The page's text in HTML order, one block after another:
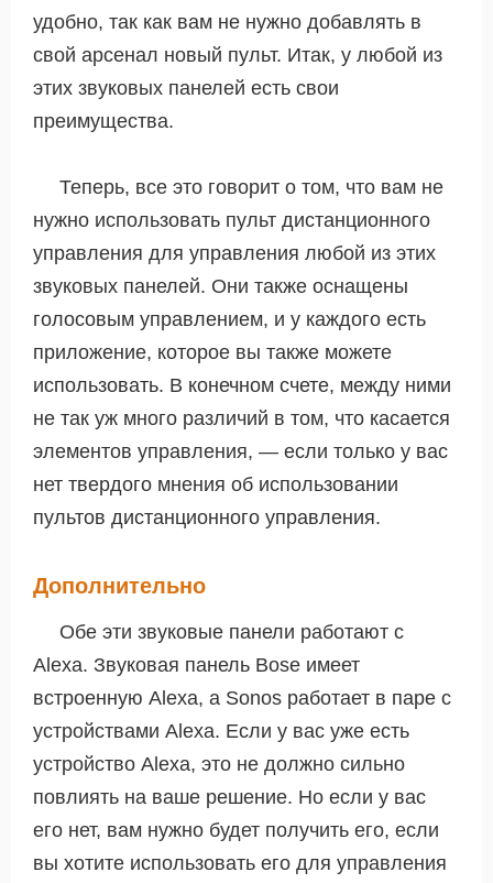
удобно, так как вам не нужно добавлять в
свой арсенал новый пульт. Итак, у любой из
этих звуковых панелей есть свои
преимущества.
Теперь, все это говорит о том, что вам не
нужно использовать пульт дистанционного
управления для управления любой из этих
звуковых панелей. Они также оснащены
голосовым управлением, и у каждого есть
приложение, которое вы также можете
использовать. В конечном счете, между ними
не так уж много различий в том, что касается
элементов управления, — если только у вас
нет твердого мнения об использовании
пультов дистанционного управления.
Дополнительно
Обе эти звуковые панели работают с
Alexa. Звуковая панель Bose имеет
встроенную Alexa, а Sonos работает в паре с
устройствами Alexa. Если у вас уже есть
устройство Alexa, это не должно сильно
повлиять на ваше решение. Но если у вас
его нет, вам нужно будет получить его, если
вы хотите использовать его для управления